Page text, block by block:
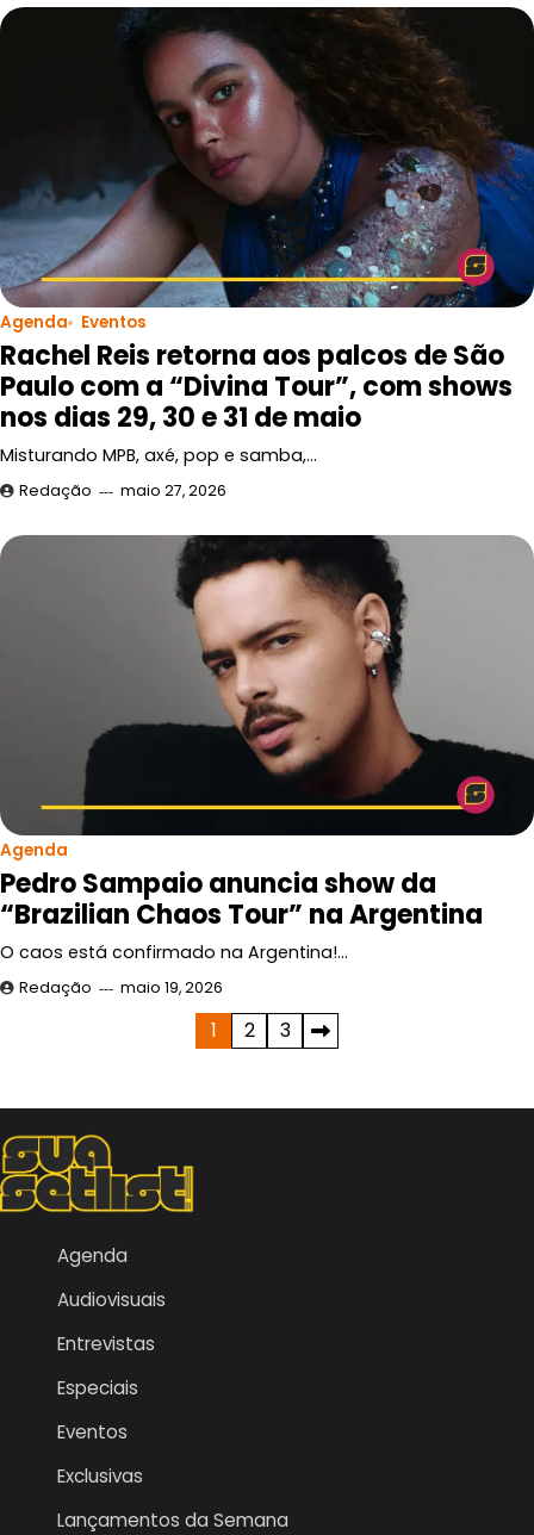
Agenda Eventos
Rachel Reis retorna aos palcos de São
Paulo com a “Divina Tour”, com shows
nos dias 29, 30 e 31 de maio
Misturando MPB, axé, pop e samba,…
Redação maio 27, 2026
Agenda
Pedro Sampaio anuncia show da
“Brazilian Chaos Tour” na Argentina
O caos está confirmado na Argentina!…
Redação maio 19, 2026
posts
1 2 3
Agenda
Audiovisuais
Entrevistas
Especiais
Eventos
Exclusivas
Lançamentos da Semana